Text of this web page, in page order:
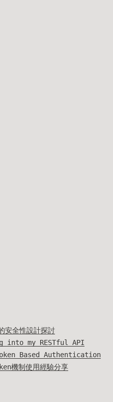
全性設計探討
my RESTful API
Based Authentication
機制使用經驗分享